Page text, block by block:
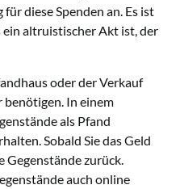
diese Spenden an. Es ist
ein altruistischer Akt ist, der
oder der Verkauf
benötigen. In einem
als Pfand
Sobald Sie das Geld
Gegenstände zurück.
auch online